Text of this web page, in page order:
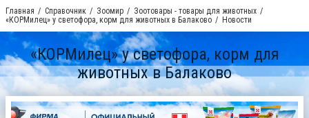
Главная Справочник Зоомир
Зоотовары - товары для животных
«КОРМилец» у светофора, корм для животных в Балаково
Новости
«КОРМилец» у светофора, корм для
животных в Балаково